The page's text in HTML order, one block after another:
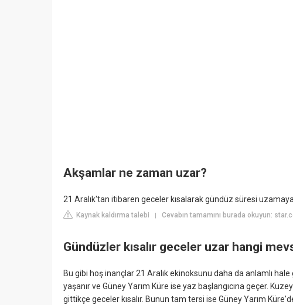
Akşamlar ne zaman uzar?
21 Aralık'tan itibaren geceler kısalarak gündüz süresi
Kaynak kaldırma talebi Cevabın tamamını burada okuyun:
Gündüzler kısalır geceler uzar hangi
Bu gibi hoş inançlar 21 Aralık ekinoksunu daha da anlamlı hale
yaşanır ve Güney Yarım Küre ise yaz başlangıcına geçer.
gittikçe geceler kısalır. Bunun tam tersi ise Güney Yarım